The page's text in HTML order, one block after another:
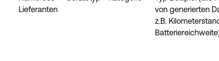
Lieferanten
von generierten
z.B.